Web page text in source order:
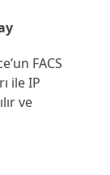
FACS
ile IP
ve